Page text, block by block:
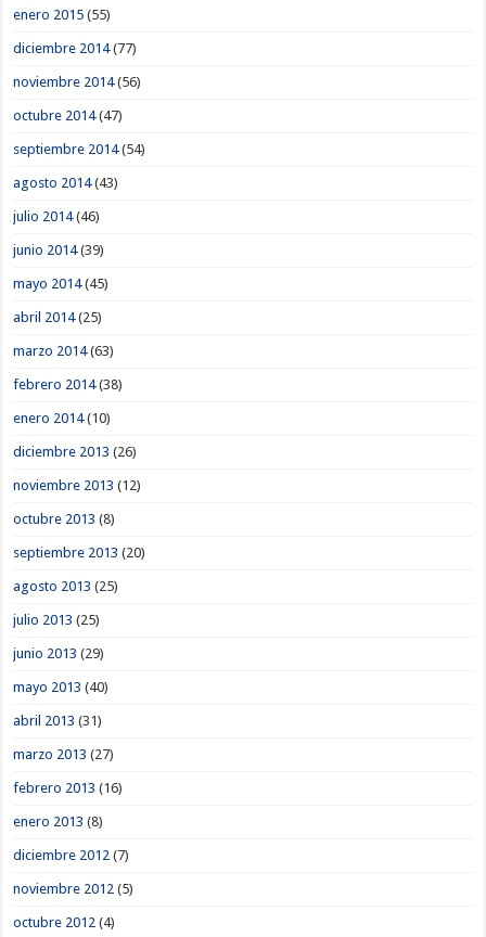
enero 2015 (55)
diciembre 2014(77)
noviembre 2014(56)
octubre 2014(47)
septiembre 2014(54)
agosto 2014(43)
julio 2014(46)
junio 2014(39)
mayo 2014(45)
abril 2014(25)
marzo 2014(63)
febrero 2014(38)
enero 2014(10)
diciembre 2013 (26)
noviembre 2013 (12)
octubre 2013 (8)
septiembre 2013 (20)
agosto 2013 (25)
julio 2013 (25)
junio 2013 (29)
mayo 2013 (40)
abril 2013 (31)
marzo 2013 (27)
febrero 2013 (16)
enero 2013 (8)
diciembre 2012 (7)
noviembre 2012 (5)
octubre 2012 (4)